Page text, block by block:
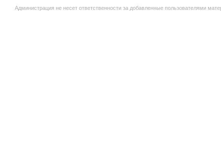
Администрация не несет ответственности за добавленные пользователями